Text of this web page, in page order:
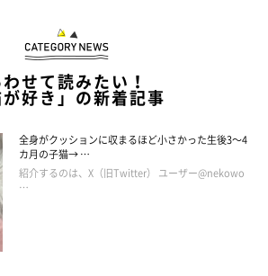
せて読みたい！
が好き」の新着記事
全身がクッションに収まるほど小さかった生後3～4
カ月の子猫→ …
紹介するのは、X（旧Twitter） ユーザー@nekowo
…